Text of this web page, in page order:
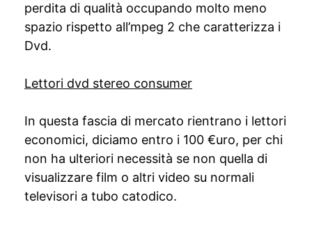
perdita di qualità occupando molto meno
spazio rispetto all’mpeg 2 che caratterizza i
Dvd.
Lettori dvd stereo consumer
In questa fascia di mercato rientrano i lettori
economici, diciamo entro i 100 €uro, per chi
non ha ulteriori necessità se non quella di
visualizzare film o altri video su normali
televisori a tubo catodico.